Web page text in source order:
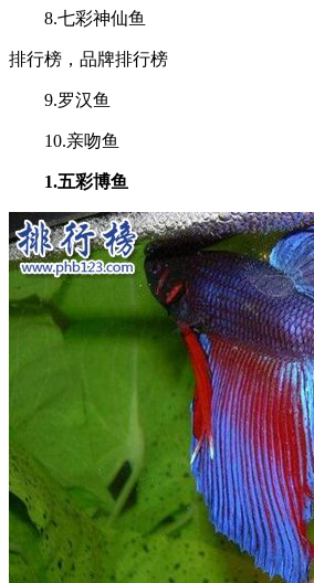
8.七彩神仙鱼
排行榜，品牌排行榜
9.罗汉鱼
10.亲吻鱼
1.五彩博鱼